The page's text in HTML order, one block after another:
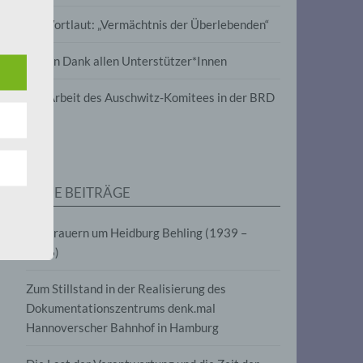
Im Wortlaut: „Vermächtnis der Überlebenden“
Vielen Dank allen Unterstützer*Innen
Zur Arbeit des Auschwitz-Komitees in der BRD
NEUE BEITRÄGE
Wir trauern um Heidburg Behling (1939 –
2026)
Zum Stillstand in der Realisierung des
Dokumentationszentrums denk.mal
Hannoverscher Bahnhof in Hamburg